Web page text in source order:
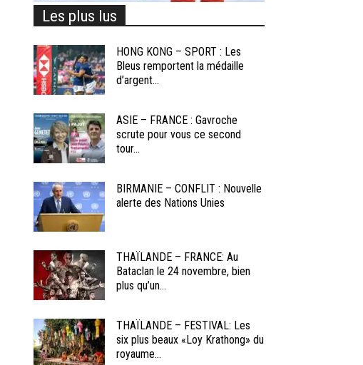
Les plus lus
HONG KONG – SPORT : Les
Bleus remportent la médaille
d’argent...
ASIE – FRANCE : Gavroche
scrute pour vous ce second
tour...
BIRMANIE – CONFLIT : Nouvelle
alerte des Nations Unies
THAÏLANDE – FRANCE: Au
Bataclan le 24 novembre, bien
plus qu’un...
THAÏLANDE – FESTIVAL: Les
six plus beaux «Loy Krathong» du
royaume...